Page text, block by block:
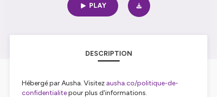
PLAY
DESCRIPTION
Hébergé par Ausha. Visitez ausha.co/politique-de-
confidentialitepour plus d'informations.